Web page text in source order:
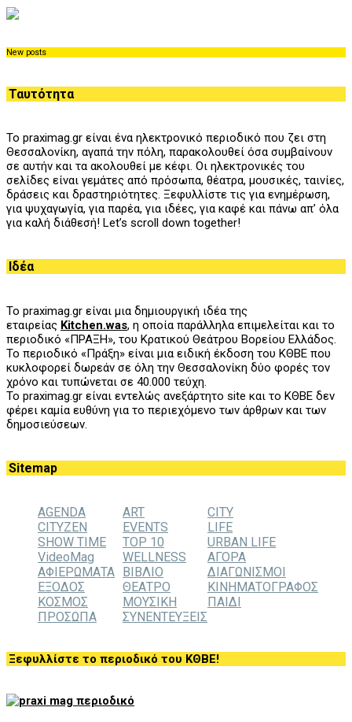
New posts
Ταυτότητα
Το praximag.gr είναι ένα ηλεκτρονικό περιοδικό που ζει στη
Θεσσαλονίκη, αγαπά την πόλη, παρακολουθεί όσα συμβαίνουν
σε αυτήν και τα ακολουθεί με κέφι. Οι ηλεκτρονικές του
σελίδες είναι γεμάτες από πρόσωπα, θέατρα, μουσικές, ταινίες,
δράσεις και δραστηριότητες. Ξεφυλλίστε τις για ενημέρωση,
για ψυχαγωγία, για παρέα, για ιδέες, για καφέ και πάνω απ’ όλα
για καλή διάθεσή! Let’s scroll down together!
Ιδέα
Το praximag.gr είναι μια δημιουργική ιδέα της
εταιρείας Kitchen.was, η οποία παράλληλα επιμελείται και το
περιοδικό «ΠΡΑΞΗ», του Kρατικού Θεάτρου Βορείου Ελλάδος.
Το περιοδικό «Πράξη» είναι μια ειδική έκδοση του ΚΘΒΕ που
κυκλοφορεί δωρεάν σε όλη την Θεσσαλονίκη δύο φορές τον
χρόνο και τυπώνεται σε 40.000 τεύχη.
Το praximag.gr είναι εντελώς ανεξάρτητο site και το ΚΘΒΕ δεν
φέρει καμία ευθύνη για το περιεχόμενο των άρθρων και των
δημοσιεύσεων.
Sitemap
AGENDA ART
CITY
CITYZEN
EVENTS
LIFE
SHOW TIME
TOP 10
URBAN LIFE
VideoMag
WELLNESS
ΑΓΟΡΑ
ΑΦΙΕΡΩΜΑΤΑ
ΒΙΒΛΙΟ
ΔΙΑΓΩΝΙΣΜΟΙ
ΕΞΟΔΟΣ
ΘΕΑΤΡΟ
ΚΙΝΗΜΑΤΟΓΡΑΦΟΣ
ΚΟΣΜΟΣ
ΜΟΥΣΙΚΗ
ΠΑΙΔΙ
ΠΡΟΣΩΠΑ
ΣΥΝΕΝΤΕΥΞΕΙΣ
Ξεφυλλίστε το περιοδικό του ΚΘΒΕ!